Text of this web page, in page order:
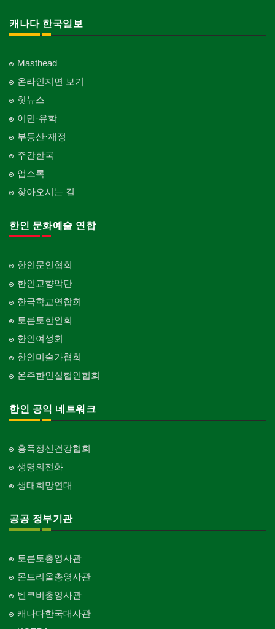
캐나다 한국일보
Masthead
온라인지면 보기
핫뉴스
이민·유학
부동산·재정
주간한국
업소록
찾아오시는 길
한인 문화예술 연합
한인문인협회
한인교향악단
한국학교연합회
토론토한인회
한인여성회
한인미술가협회
온주한인실협인협회
한인 공익 네트워크
홍푹정신건강협회
생명의전화
생태희망연대
공공 정부기관
토론토총영사관
몬트리올총영사관
벤쿠버총영사관
캐나다한국대사관